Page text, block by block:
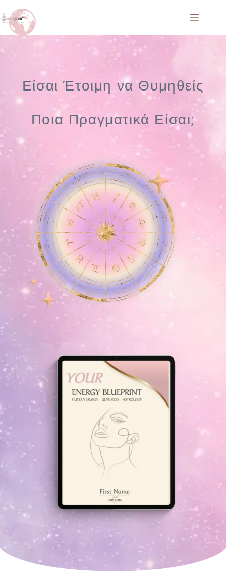
Είσαι Έτοιμη να Θυμηθείς
Ποια Πραγματικά Είσαι;